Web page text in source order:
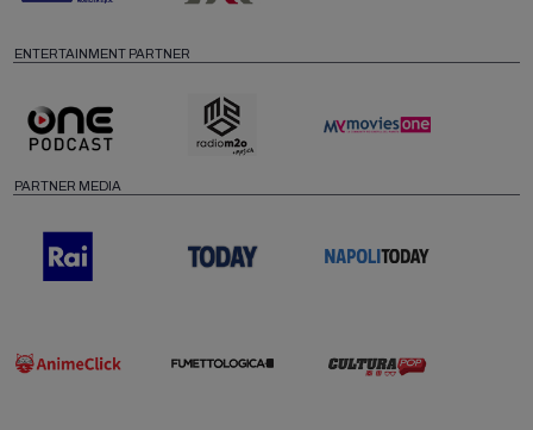
ENTERTAINMENT PARTNER
PARTNER MEDIA